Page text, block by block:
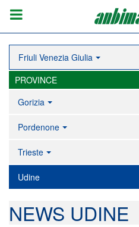
Friuli Venezia Giulia
PROVINCE
Gorizia
Pordenone
Trieste
Udine
NEWS UDINE